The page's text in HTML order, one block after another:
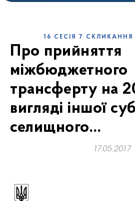
16 СЕСІЯ 7 СКЛИКАННЯ
Про прийняття
міжбюджетного
трансферту на
вигляді іншої
селищного…
17.05.2017